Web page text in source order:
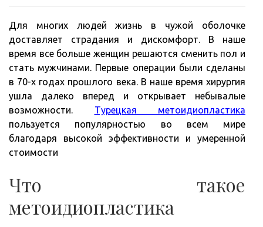
Для многих людей жизнь в чужой оболочке
доставляет страдания и дискомфорт. В наше
время все больше женщин решаются сменить пол и
стать мужчинами. Первые операции были сделаны
в 70-х годах прошлого века. В наше время хирургия
ушла далеко вперед и открывает небывалые
возможности. Турецкая метоидиопластика
пользуется популярностью во всем мире
благодаря высокой эффективности и умеренной
стоимости
Что такое
метоидиопластика